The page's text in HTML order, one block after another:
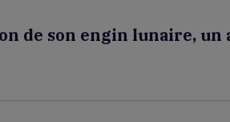
de son engin lunaire, un